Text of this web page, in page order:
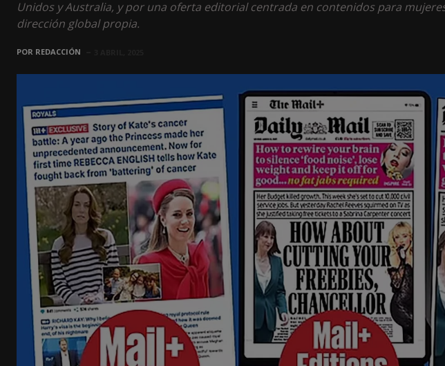
Unidos y Australia, y por una oferta editorial centrada en contenidos para
dirección global propia.
POR REDACCIÓN